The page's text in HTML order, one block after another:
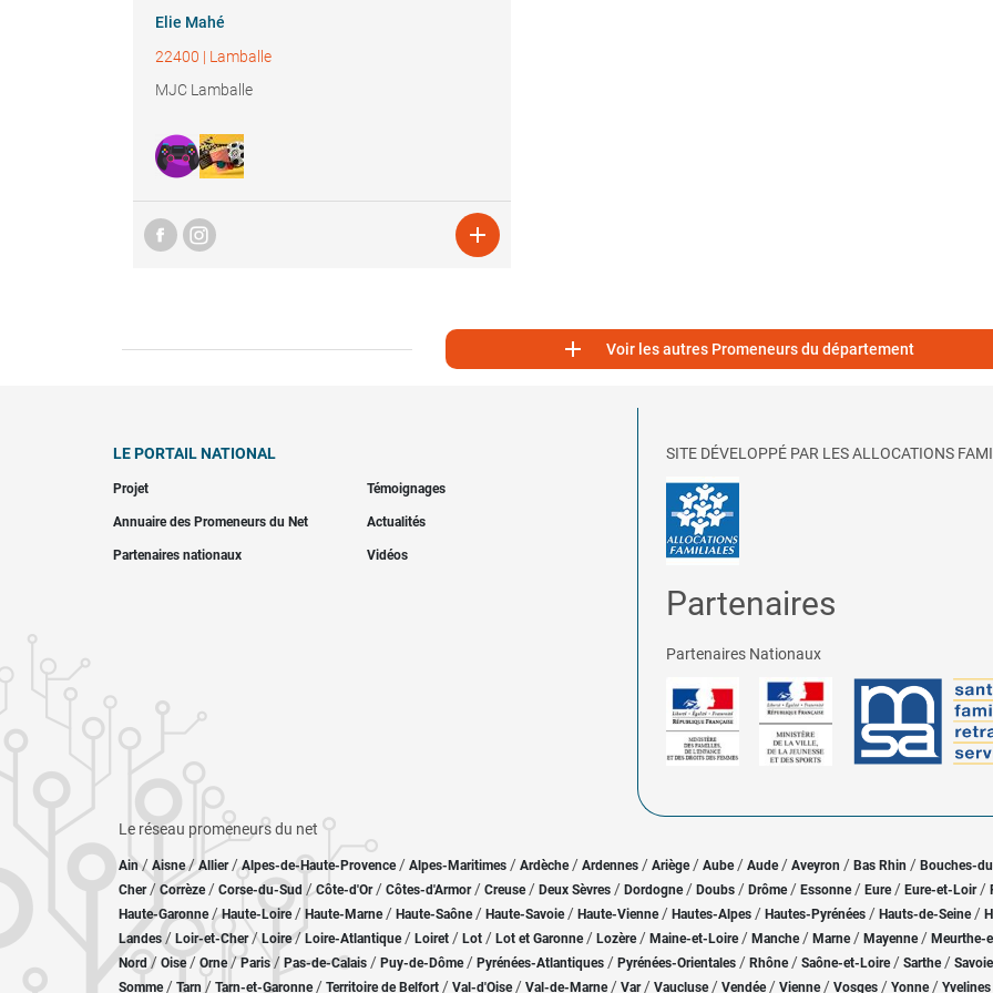
Elie Mahé
22400 | Lamballe
MJC Lamballe

 Voir les autres Promeneurs du département
LE PORTAIL NATIONAL
Projet Témoignages
Annuaire des Promeneurs du Net Actualités
Partenaires nationaux Vidéos
SITE DÉVELOPPÉ PAR LES ALLOCATIONS
Partenaires
Partenaires Nationaux
Le réseau promeneurs du net
Ain/ Aisne/Allier/ Alpes-de-Haute-Provence / Alpes-Maritimes / Ardèche/ Ardennes / Ariège/ Aube/ Aude / Aveyron / Bas Rhin / Bouches-
Cher / Corrèze/ Corse-du-Sud /Côte-d'Or / Côtes-d'Armor/ Creuse/ Deux Sèvres / Dordogne/ Doubs / Drôme/ Essonne / Eure/ Eure-et-Loir /
Haute-Garonne/Haute-Loire/ Haute-Marne/ Haute-Saône/ Haute-Savoie/ Haute-Vienne/ Hautes-Alpes / Hautes-Pyrénées / Hauts-de-Seine/
Landes / Loir-et-Cher/ Loire/ Loire-Atlantique/ Loiret / Lot / Lot et Garonne/ Lozère / Maine-et-Loire/ Manche/ Marne/ Mayenne/ Meurthe-
Nord / Oise / Orne/Paris / Pas-de-Calais / Puy-de-Dôme/ Pyrénées-Atlantiques / Pyrénées-Orientales / Rhône/ Saône-et-Loire/ Sarthe/ Savoie
Somme/ Tarn / Tarn-et-Garonne/ Territoire de Belfort / Val-d'Oise/ Val-de-Marne/ Var/ Vaucluse/ Vendée/ Vienne/ Vosges / Yonne/ Yvelines